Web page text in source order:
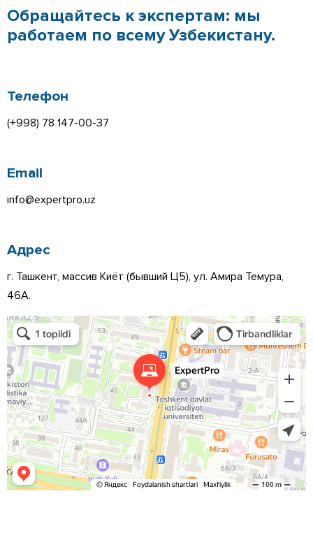
Обращайтесь к экспертам: мы
работаем по всему Узбекистану.
Телефон
(+998) 78 147-00-37
Email
info@expertpro.uz
Адрес
г. Ташкент, массив Киёт (бывший Ц5), ул. Амира Темура,
46А.